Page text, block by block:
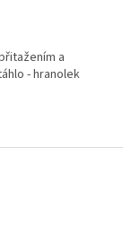
a
- hranolek